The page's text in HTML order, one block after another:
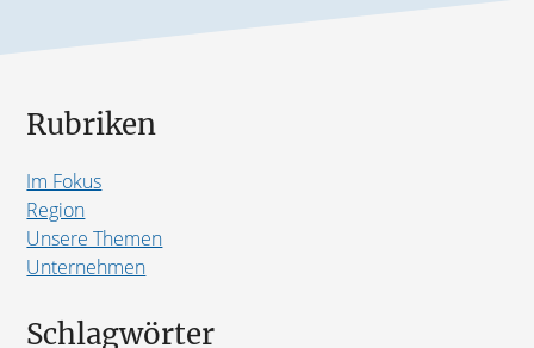
Rubriken
Im Fokus
Region
Unsere Themen
Unternehmen
Schlagwörter